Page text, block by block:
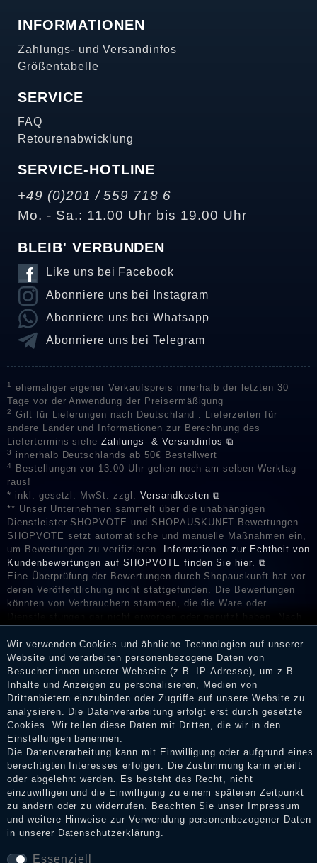
INFORMATIONEN
Zahlungs- und Versandinfos
Größentabelle
SERVICE
FAQ
Retourenabwicklung
SERVICE-HOTLINE
+49 (0)201 / 559 718 6
Mo. - Sa.: 11.00 Uhr bis 19.00 Uhr
BLEIB' VERBUNDEN
Like uns bei Facebook
Abonniere uns bei Instagram
Abonniere uns bei Whatsapp
Abonniere uns bei Telegram
1
ehemaliger eigener Verkaufspreis innerhalb der letzten 30
Tage vor der Anwendung der Preisermäßigung
2
Gilt für Lieferungen nach Deutschland . Lieferzeiten für
andere Länder und Informationen zur Berechnung des
Liefertermins sieheZahlungs- & Versandinfos ⧉
3 innerhalb Deutschlands ab 50€ Bestellwert
4
Bestellungen vor 13.00 Uhr gehen noch am selben Werktag
raus!
* inkl. gesetzl. MwSt. zzgl. Versandkosten ⧉
** Unser Unternehmen sammelt über die unabhängigen
Dienstleister SHOPVOTE und SHOPAUSKUNFT Bewertungen.
SHOPVOTE setzt automatische und manuelle Maßnahmen ein,
um Bewertungen zu verifizieren. Informationen zur Echtheit von
Kundenbewertungen auf SHOPVOTE finden Sie hier. ⧉
Eine Überprüfung der Bewertungen durch Shopauskunft hat vor
deren Veröffentlichung nicht stattgefunden. Die Bewertungen
könnten von Verbrauchern stammen, die die Ware oder
Dienstleistungen gar nicht erworben oder genutzt haben. Nach
Erhalt einer Benachrichtigungs-E-Mail können Händler die
Bewertungen verifizieren und über die erfolgte Verifizierung im
Shop informieren.
Impressum
Daten­schutz­erklärung
AGB
Wir verwenden Cookies und ähnliche Technologien auf unserer
Website und verarbeiten personenbezogene Daten von
Besucher:innen unserer Webseite (z.B. IP-Adresse), um z.B.
Inhalte und Anzeigen zu personalisieren, Medien von
Drittanbietern einzubinden oder Zugriffe auf unsere Website zu
analysieren. Die Datenverarbeitung erfolgt erst durch gesetzte
Cookies. Wir teilen diese Daten mit Dritten, die wir in den
Einstellungen benennen.
Die Datenverarbeitung kann mit Einwilligung oder aufgrund eines
berechtigten Interesses erfolgen. Die Zustimmung kann erteilt
oder abgelehnt werden. Es besteht das Recht, nicht
einzuwilligen und die Einwilligung zu einem späteren Zeitpunkt
zu ändern oder zu widerrufen. Beachten Sie unser
Impressum
und weitere Hinweise zur Verwendung personenbezogener Daten
in unserer Daten­schutz­erklärung.
Essenziell